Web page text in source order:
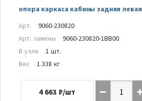
опора каркаса кабины задняя левая
Арт.
9060-230820
Арт. замены
9060-230820-1BB00
В узле
1 шт.
Вес
1.338 кг
4 663 ₽/шт